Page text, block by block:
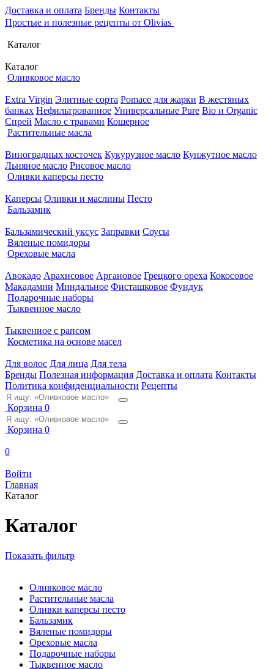
Доставка и оплата Бренды Контакты
Простые и полезные рецепты от Olivias
Каталог
Каталог
Оливковое масло
Extra Virgin Элитные сорта Pomace для жарки В жестяных
банках Нефильтрованное Универсальные Pure Bio и Organic
Спрей Масло с травами Кошерное
Растительные масла
Виноградных косточек Кукурузное масло Кунжутное масло
Льняное масло Рисовое масло
Оливки каперсы песто
Каперсы Оливки и маслины Песто
Бальзамик
Бальзамический уксус Заправки Соусы
Вяленые помидоры
Ореховые масла
Авокадо Арахисовое Аргановое Грецкого ореха Кокосовое
Макадамии Миндальное Фисташковое Фундук
Подарочные наборы
Тыквенное масло
Тыквенное с рапсом
Косметика на основе масел
Для волос Для лица Для тела
Бренды Полезная информация Доставка и оплата Контакты
Политика конфиденциальности Рецепты
Корзина 0
Корзина 0
0
Войти
Главная
Каталог
Каталог
Показать фильтр
Оливковое масло
Растительные масла
Оливки каперсы песто
Бальзамик
Вяленые помидоры
Ореховые масла
Подарочные наборы
Тыквенное масло